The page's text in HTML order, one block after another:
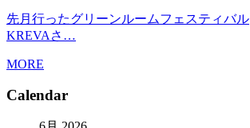
先月行ったグリーンルームフェスティバル
KREVAさ…
MORE
Calendar